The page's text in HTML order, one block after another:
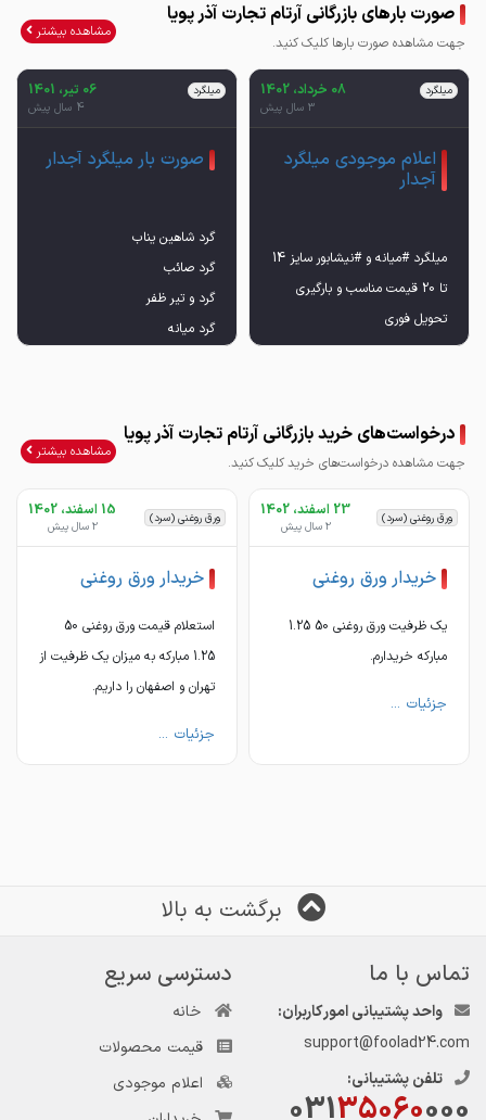
صورت بارهای بازرگانی آرتام تجارت آذر پویا
جهت مشاهده صورت بارها کلیک کنید.
مشاهده بیشتر
میلگرد 08 خرداد، 1402
3 سال پیش
اعلام موجودی میلگرد
آجدار
میلگرد #میانه و #نیشابور سایز 14
تا 20 قیمت مناسب و بارگیری
تحویل فوری
میلگرد 06 تیر، 1401
4 سال پیش
صورت بار میلگرد آجدار
09143220664 041-33869363
درخواست‌های خرید بازرگانی آرتام تجارت آذر پویا
جهت مشاهده درخواست‌های خرید کلیک کنید.
مشاهده بیشتر
ورق روغنی (سرد) 23 اسفند، 1402
2 سال پیش
خریدار ورق روغنی
یک ظرفیت ورق روغنی 50 1.25
مبارکه خریدارم.
جزئیات ...
ورق روغنی (سرد) 15 اسفند، 1402
2 سال پیش
خریدار ورق روغنی
استعلام قیمت ورق روغنی 50
1.25 مبارکه به میزان یک ظرفیت از
تهران و اصفهان را داریم.
جزئیات ...
برگشت به بالا
تماس با ما
واحد پشتیبانی امور کاربران:
support@foolad24.com
تلفن پشتیبانی:
03135060000
دسترسی سریع
خانه
قیمت محصولات
اعلام موجودی